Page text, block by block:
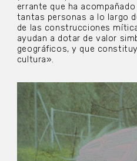
errante que ha
tantas personas a lo largo
de las construcciones
ayudan a dotar de valor
geográficos, y que
cultura».